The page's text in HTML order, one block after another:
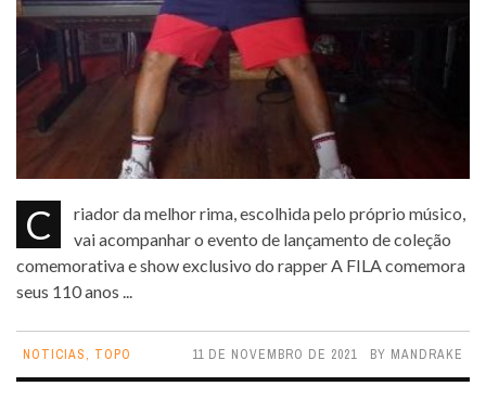
Criador da melhor rima, escolhida pelo próprio músico,
vai acompanhar o evento de lançamento de coleção
comemorativa e show exclusivo do rapper A FILA comemora
seus 110 anos ...
NOTICIAS, TOPO 11 DE NOVEMBRO DE 2021 BY MANDRAKE